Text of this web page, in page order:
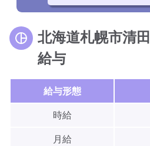
北海道札幌市清
給与
給与形態
時給
月給